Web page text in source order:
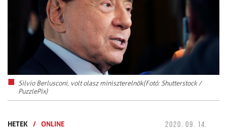
Silvio Berlusconi, volt olasz miniszterelnök(Fotó: Shutterstock /
PuzzlePix)
HETEK / ONLINE 2020. 09. 14.